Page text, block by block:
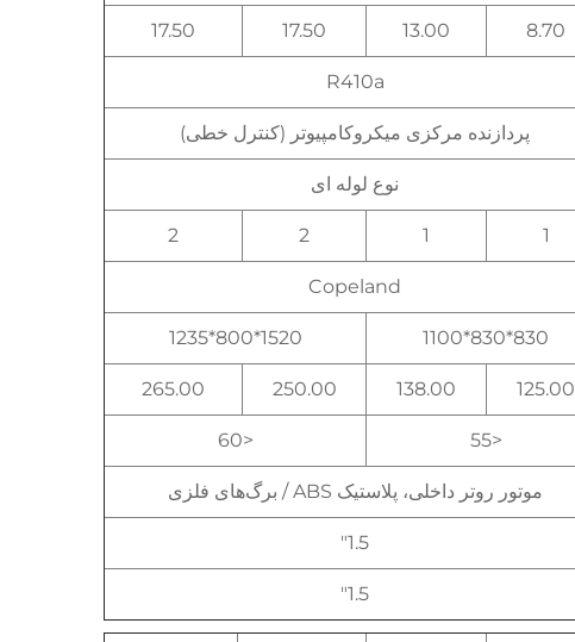
8.70
13.00
17.50
17.50
R410a
پردازنده مرکزی میکروکامپیوتر (کنترل خطی)
نوع لوله ای
1
1
2
2
Copeland
830*830*1100
1520*800*1235
125.00
138.00
250.00
265.00
<55
<60
موتور روتر داخلی، پلاستیک ABS / برگ‌های فلزی
1.5"
1.5"